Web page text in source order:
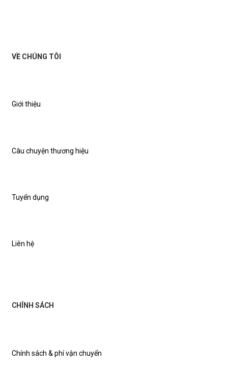
VỀ CHÚNG TÔI
Giới thiệu
Câu chuyện thương hiệu
Tuyển dụng
Liên hệ
CHÍNH SÁCH
Chính sách & phí vận chuyển